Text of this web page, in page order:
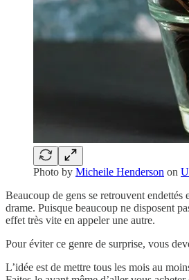
Photo by Micheile Henderson on
Beaucoup de gens se retrouvent
drame. Puisque beaucoup ne disposent
effet très vite en appeler une autre.
Pour éviter ce genre de surprise, vous
L’idée est de mettre tous les mois au